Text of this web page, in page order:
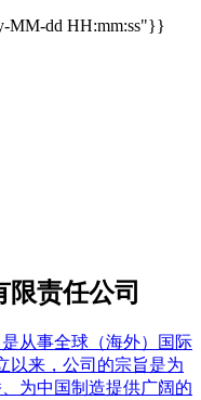
MM-dd HH:mm:ss"}}
责任公司
从事全球（海外）国际
以来，公司的宗旨是为
为中国制造提供广阔的